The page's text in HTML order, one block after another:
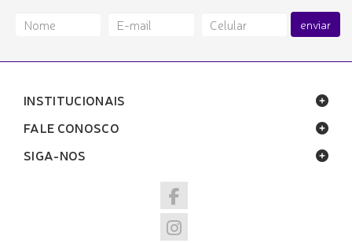
enviar
INSTITUCIONAIS
FALE CONOSCO
SIGA-NOS